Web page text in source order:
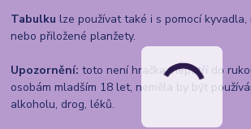
Tabulku lze používat také i s pomocí kyvadla,
nebo přiložené planžety.
Upozornění: toto není hračka, nepatří do
osobám mladším 18 let, neměla by být
alkoholu, drog, léků.